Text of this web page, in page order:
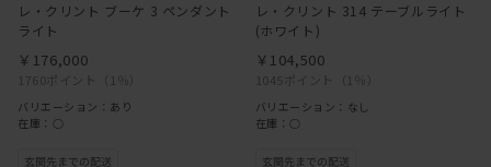
レ・クリント ブーケ 3 ペンダント
ライト
1760ポイント （1％）
￥176,000
バリエーション：あり
在庫：○
レ・クリント 314 テーブルライト
(ホワイト)
1045ポイント （1％）
￥104,500
バリエーション：なし
在庫：○